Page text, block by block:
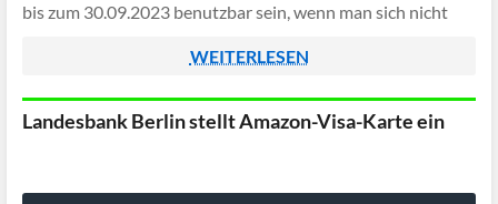
bis zum 30.09.2023 benutzbar sein, wenn man sich nicht
WEITERLESEN
Landesbank Berlin stellt Amazon-Visa-Karte ein